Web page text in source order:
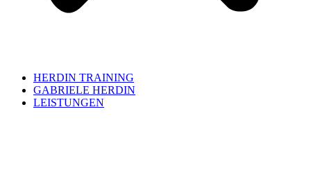
HERDIN TRAINING
GABRIELE HERDIN
LEISTUNGEN